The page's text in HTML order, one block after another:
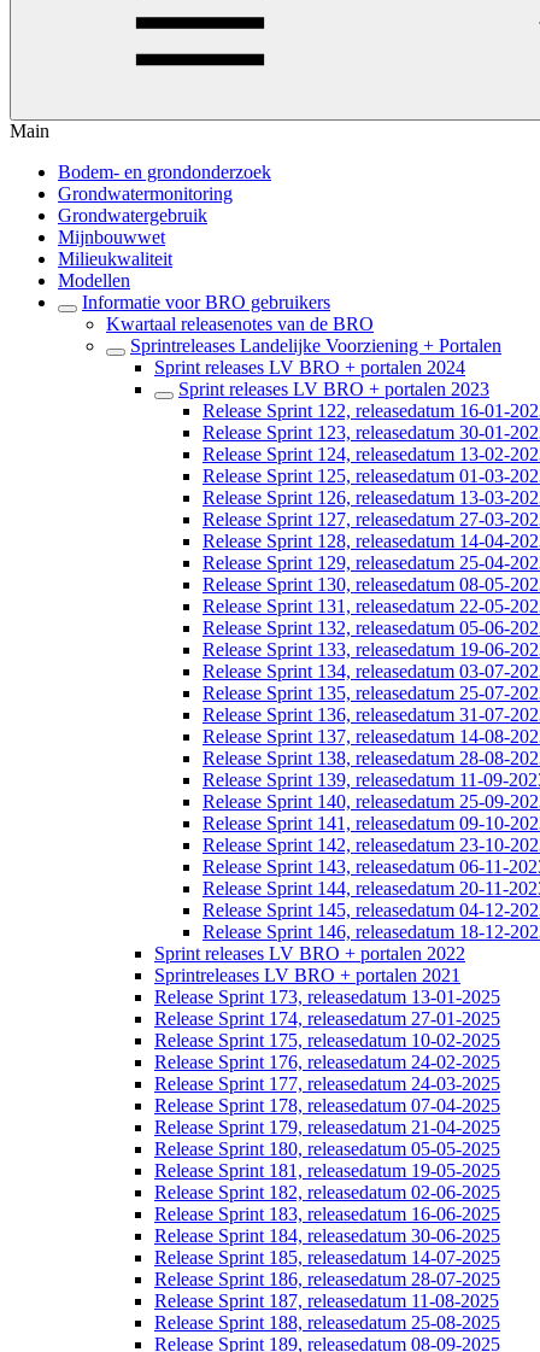
Main
Bodem- en grondonderzoek
Grondwatermonitoring
Grondwatergebruik
Mijnbouwwet
Milieukwaliteit
Modellen
Informatie voor BRO gebruikers
Kwartaal releasenotes van de BRO
Sprintreleases Landelijke Voorziening + Portalen
Sprint releases LV BRO + portalen 2024
Sprint releases LV BRO + portalen 2023
Release Sprint 122, releasedatum 16-01-
Release Sprint 123, releasedatum 30-01-
Release Sprint 124, releasedatum 13-02-
Release Sprint 125, releasedatum 01-03-
Release Sprint 126, releasedatum 13-03-
Release Sprint 127, releasedatum 27-03-
Release Sprint 128, releasedatum 14-04-
Release Sprint 129, releasedatum 25-04-
Release Sprint 130, releasedatum 08-05-
Release Sprint 131, releasedatum 22-05-
Release Sprint 132, releasedatum 05-06-
Release Sprint 133, releasedatum 19-06-
Release Sprint 134, releasedatum 03-07-
Release Sprint 135, releasedatum 25-07-
Release Sprint 136, releasedatum 31-07-
Release Sprint 137, releasedatum 14-08-
Release Sprint 138, releasedatum 28-08-
Release Sprint 139, releasedatum 11-09-
Release Sprint 140, releasedatum 25-09-
Release Sprint 141, releasedatum 09-10-
Release Sprint 142, releasedatum 23-10-
Release Sprint 143, releasedatum 06-11-
Release Sprint 144, releasedatum 20-11-
Release Sprint 145, releasedatum 04-12-
Release Sprint 146, releasedatum 18-12-
Sprint releases LV BRO + portalen 2022
Sprintreleases LV BRO + portalen 2021
Release Sprint 173, releasedatum 13-01-2025
Release Sprint 174, releasedatum 27-01-2025
Release Sprint 175, releasedatum 10-02-2025
Release Sprint 176, releasedatum 24-02-2025
Release Sprint 177, releasedatum 24-03-2025
Release Sprint 178, releasedatum 07-04-2025
Release Sprint 179, releasedatum 21-04-2025
Release Sprint 180, releasedatum 05-05-2025
Release Sprint 181, releasedatum 19-05-2025
Release Sprint 182, releasedatum 02-06-2025
Release Sprint 183, releasedatum 16-06-2025
Release Sprint 184, releasedatum 30-06-2025
Release Sprint 185, releasedatum 14-07-2025
Release Sprint 186, releasedatum 28-07-2025
Release Sprint 187, releasedatum 11-08-2025
Release Sprint 188, releasedatum 25-08-2025
Release Sprint 189, releasedatum 08-09-2025